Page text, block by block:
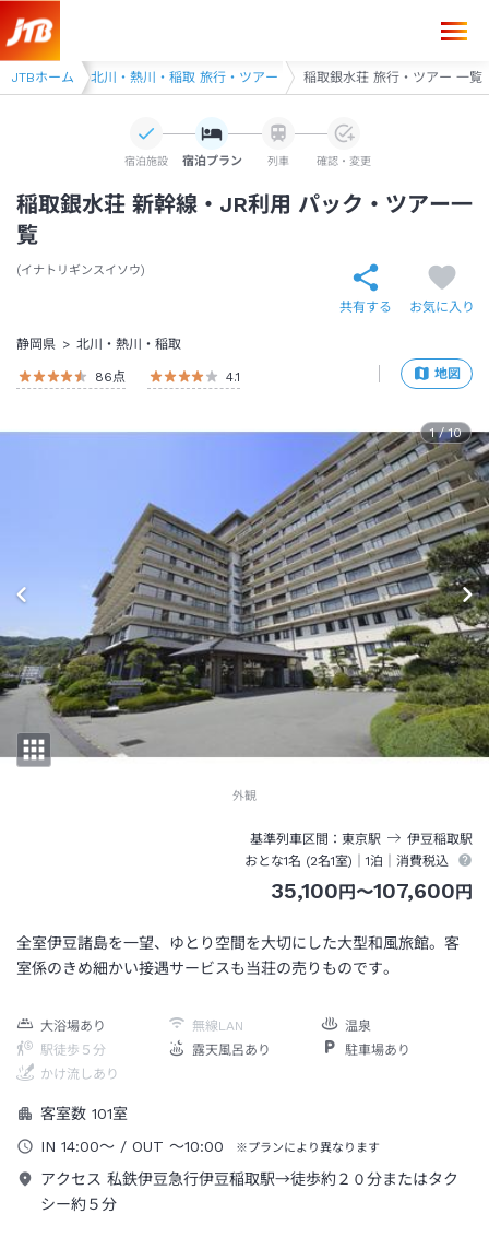
JTBホーム
・ツアー 北川・熱川・稲取 旅行・ツアー 稲取銀水荘 旅行・ツアー 一覧
宿泊施設 宿泊プラン 列車 確認・変更
稲取銀水荘 新幹線・JR利用 パック・ツアー一
覧
イナトリギンスイソウ
共有する お気に入り
静岡県
北川・熱川・稲取
地図
86点 4.1
1/10
外観
全室伊豆諸島を一望、ゆとり空間を大切にした大型和風旅館。客
室係のきめ細かい接遇サービスも当荘の売りものです。
大浴場あり 無線LAN
温泉
駅徒歩５分
露天風呂あり
駐車場あり
かけ流しあり
客室数 101室
IN 14:00～ / OUT ～10:00 ※プランにより異なります
アクセス 私鉄伊豆急行伊豆稲取駅→徒歩約２０分またはタク
シー約５分
基準列車区間 東京駅 伊豆稲取駅
おとな1名 (2名1室)｜1泊 ｜消費税込
35,100円〜107,600円